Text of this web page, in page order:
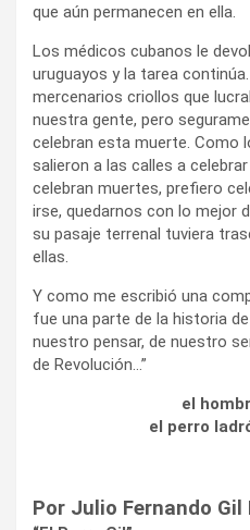
que aún permanecen en ella.
Los médicos cubanos le
uruguayos y la tarea
mercenarios criollos que
nuestra gente, pero
celebran esta muerte. Como
salieron a las calles a
celebran muertes, prefiero
irse, quedarnos con lo mejor
su pasaje terrenal tuviera
ellas.
Y como me escribió una
fue una parte de la historia
nuestro pensar, de nuestro
de Revolución…”
el
el perro
Por Julio Fernando Gil